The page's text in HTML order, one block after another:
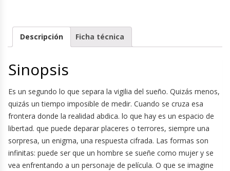
Descripción Ficha técnica
Sinopsis
Es un segundo lo que separa la vigilia del sueño. Quizás menos,
quizás un tiempo imposible de medir. Cuando se cruza esa
frontera donde la realidad abdica. lo que hay es un espacio de
libertad. que puede deparar placeres o terrores, siempre una
sorpresa, un enigma, una respuesta cifrada. Las formas son
infinitas: puede ser que un hombre se sueñe como mujer y se
vea enfrentando a un personaje de película. O que se imagine